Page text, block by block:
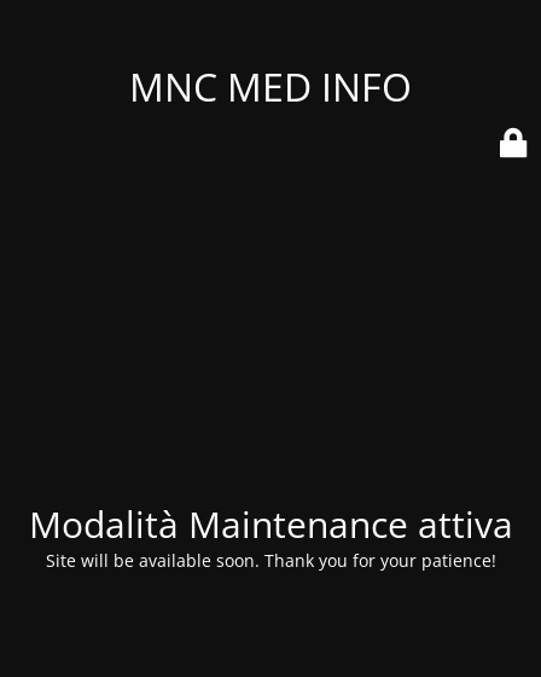
MNC MED INFO
Modalità Maintenance attiva
Site will be available soon. Thank you for your patience!